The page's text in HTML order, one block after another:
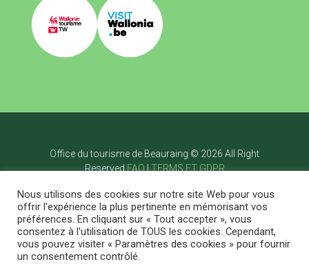
Office du tourisme de Beauraing © 2026 All Right
Reserved FAQ
TERMS ET GDPR
Visiter
Bouger
Savourer
Dormir
Agenda
Blog
Nous utilisons des cookies sur notre site Web pour vous
offrir l'expérience la plus pertinente en mémorisant vos
préférences. En cliquant sur « Tout accepter », vous
consentez à l'utilisation de TOUS les cookies. Cependant,
vous pouvez visiter « Paramètres des cookies » pour fournir
un consentement contrôlé.